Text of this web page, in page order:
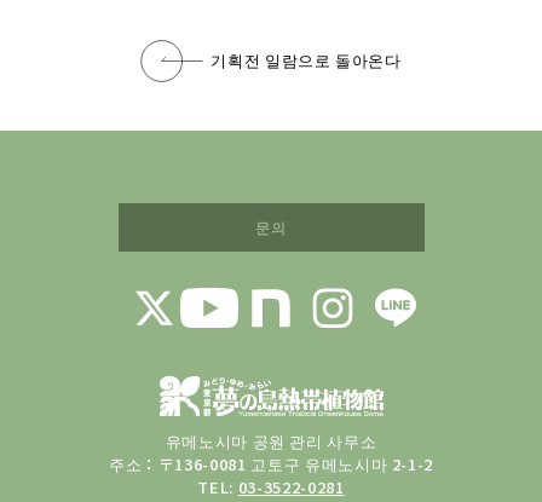
기획전 일람으로 돌아온다
문의
유메노시마 공원 관리 사무소
주소：〒136-0081 고토구 유메노시마 2-1-2
TEL: 03-3522-0281